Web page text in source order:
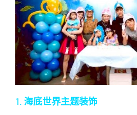
1. 海底世界主题装饰